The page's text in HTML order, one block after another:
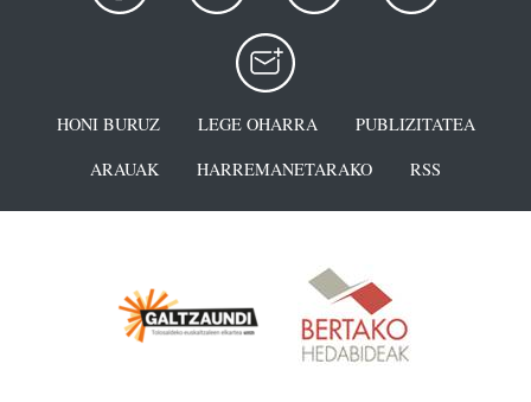
HONI BURUZ LEGE OHARRA
PUBLIZITATEA
ARAUAK
HARREMANETARAKO RSS